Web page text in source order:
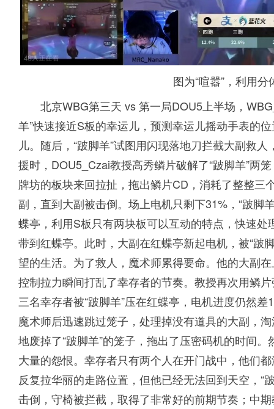
图为“喧嚣”，利用
北京WBG第三天 vs 第一局DOU5上半场，
羊”快速接近S板的幸运儿，预测幸运儿摇动手表的
儿。随后，“跛脚羊”试图用闪现落地刀拦截大副救
援时，DOU5_Czai教授高秀鳞片破解了“跛脚羊”两
牌坊的板块来回拉扯，拖出鳞片CD，消耗了整整三
副，直到大副被击倒。场上电机只剩下31%，“跛脚
蝶亭，利用S板只有两块板可以互动的特点，快速
带到红蝶亭。此时，大副在红蝶亭新起电机，被“跛
望的生活。为了救人，魔术师累得要命。他的大副
控制拉力瞬间打乱了幸存者的节奏。教授再次用鳞
三名幸存者被“跛脚羊”压在红蝶亭，电机进度仍然
魔术师后迅速跳过笼子，处理掉没有道具的大副，
地废掉了“跛脚羊”的笼子，拖出了压密码机的时间
大量的怨恨。幸存者只有两个人在开门战中，他们
反复拉华丽的走路位置，但他已经无法回到天空，“
击倒，守椅被拦截，取得了非常好的前期节奏；中